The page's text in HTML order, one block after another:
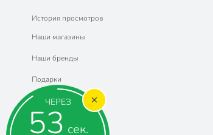
ЧЕРЕЗ
52 сек.
История просмотров
Наши магазины
Наши бренды
Подарки